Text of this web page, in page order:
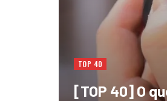
TOP 40
[TOP 40] O